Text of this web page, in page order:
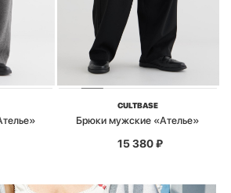
CULTBASE
Брюки мужские «Ателье»
15 380₽